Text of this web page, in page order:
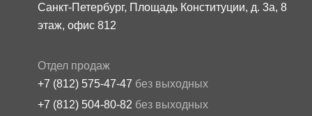
Санкт-Петербург, Площадь Конституции, д. 3а, 8
этаж, офис 812
Отдел продаж
+7 (812) 575-47-47 без выходных
+7 (812) 504-80-82 без выходных